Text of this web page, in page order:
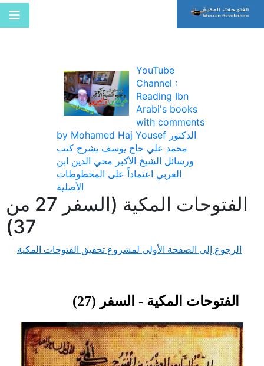
YouTube
Channel :
Reading Ibn
Arabi's books
with comments
by Mohamed Haj Yousef الدكتور
محمد علي حاج يوسف يشرح كتب
ورسائل الشيخ الأكبر محي الدين ابن
العربي اعتماداً على المخطوطات
الأصلية
الفتوحات المكية (السفر 27 من
37)
الرجوع إلى الصفحة الأولى لمشروع تحقيق الفتوحات المكية
الفتوحات المكية - السفر (27)